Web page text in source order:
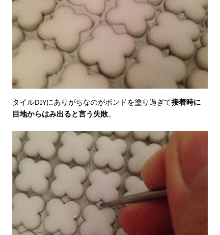
タイルDIYにありがちなのがボンドを塗り過ぎて接着時に
目地からはみ出ると言う失敗。